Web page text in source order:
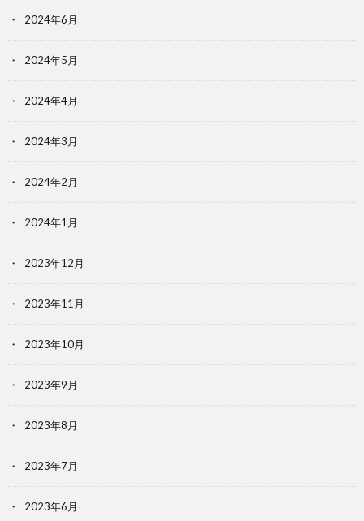
2024年6月
2024年5月
2024年4月
2024年3月
2024年2月
2024年1月
2023年12月
2023年11月
2023年10月
2023年9月
2023年8月
2023年7月
2023年6月